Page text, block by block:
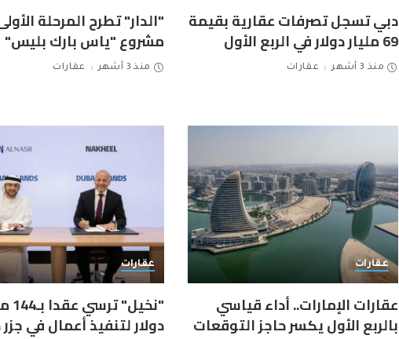
دبي تسجل تصرفات عقارية بقيمة
69 مليار دولار في الربع الأول
منذ 3 أشهر عقارات
"الدار" تطرح المرحلة
مشروع "ياس بارك بليس"
منذ 3 أشهر عقارات
عقارات
عقارات الإمارات.. أداء قياسي
بالربع الأول يكسر حاجز التوقعات
عقارات
دولار لتنفيذ أعمال في